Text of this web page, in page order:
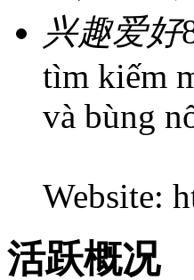
兴趣爱好
tìm kiếm
và bùng
Website:
活跃概况